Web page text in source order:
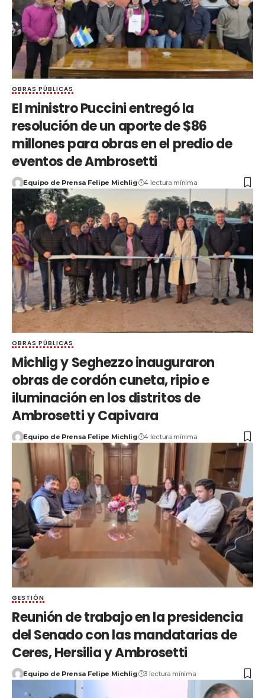
OBRAS PÚBLICAS
El ministro Puccini entregó la
resolución de un aporte de $86
millones para obras en el predio de
eventos de Ambrosetti
Equipo de Prensa Felipe Michlig 4 lectura mínima
OBRAS PÚBLICAS
Michlig y Seghezzo inauguraron
obras de cordón cuneta, ripio e
iluminación en los distritos de
Ambrosetti y Capivara
Equipo de Prensa Felipe Michlig 4 lectura mínima
GESTIÓN
Reunión de trabajo en la presidencia
del Senado con las mandatarias de
Ceres, Hersilia y Ambrosetti
Equipo de Prensa Felipe Michlig 3 lectura mínima